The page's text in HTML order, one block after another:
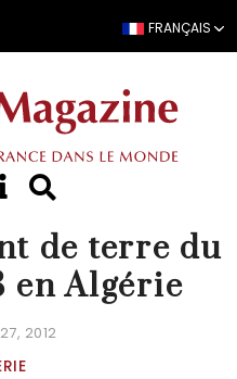
FRANÇAIS
de terre du
en Algérie
2012